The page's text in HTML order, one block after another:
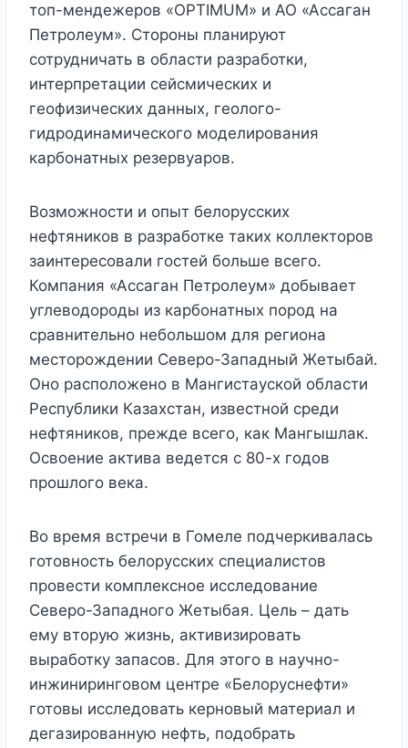
топ-мендежеров «OPTIMUM» и АО «Ассаган
Петролеум». Стороны планируют
сотрудничать в области разработки,
интерпретации сейсмических и
геофизических данных, геолого-
гидродинамического моделирования
карбонатных резервуаров.
Возможности и опыт белорусских
нефтяников в разработке таких коллекторов
заинтересовали гостей больше всего.
Компания «Ассаган Петролеум» добывает
углеводороды из карбонатных пород на
сравнительно небольшом для региона
месторождении Северо-Западный Жетыбай.
Оно расположено в Мангистауской области
Республики Казахстан, известной среди
нефтяников, прежде всего, как Мангышлак.
Освоение актива ведется с 80-х годов
прошлого века.
Во время встречи в Гомеле подчеркивалась
готовность белорусских специалистов
провести комплексное исследование
Северо-Западного Жетыбая. Цель – дать
ему вторую жизнь, активизировать
выработку запасов. Для этого в научно-
инжиниринговом центре «Белоруснефти»
готовы исследовать керновый материал и
дегазированную нефть, подобрать